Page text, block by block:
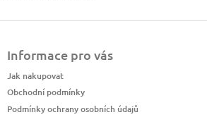
Informace pro vás
Jak nakupovat
Obchodní podmínky
Podmínky ochrany osobních údajů